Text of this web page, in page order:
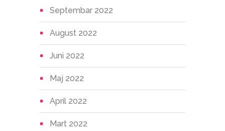
Septembar 2022
August 2022
Juni 2022
Maj 2022
April 2022
Mart 2022